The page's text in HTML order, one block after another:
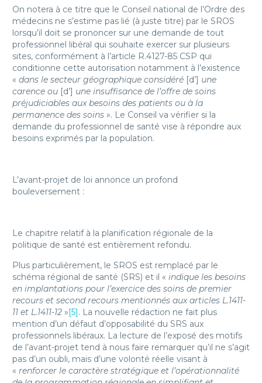
On notera à ce titre que le Conseil national de l’Ordre des
médecins ne s’estime pas lié (à juste titre) par le SROS
lorsqu’il doit se prononcer sur une demande de tout
professionnel libéral qui souhaite exercer sur plusieurs
sites, conformément à l’article R.4127-85 CSP qui
conditionne cette autorisation notamment à l’existence
« dans le secteur géographique considéré [d’] une
carence ou [d’] une insuffisance de l’offre de soins
préjudiciables aux besoins des patients ou à la
permanence des soins ». Le Conseil va vérifier si la
demande du professionnel de santé vise à répondre aux
besoins exprimés par la population.
L’avant-projet de loi annonce un profond
bouleversement :
Le chapitre relatif à la planification régionale de la
politique de santé est entièrement refondu.
Plus particulièrement, le SROS est remplacé par le
schéma régional de santé (SRS) et il « indique les besoins
en implantations pour l’exercice des soins de premier
recours et second recours mentionnés aux articles L.1411-
11 et L.1411-12 »[5]. La nouvelle rédaction ne fait plus
mention d’un défaut d’opposabilité du SRS aux
professionnels libéraux. La lecture de l’exposé des motifs
de l’avant-projet tend à nous faire remarquer qu’il ne s’agit
pas d’un oubli, mais d’une volonté réelle visant à
« renforcer le caractère stratégique et l’opérationnalité